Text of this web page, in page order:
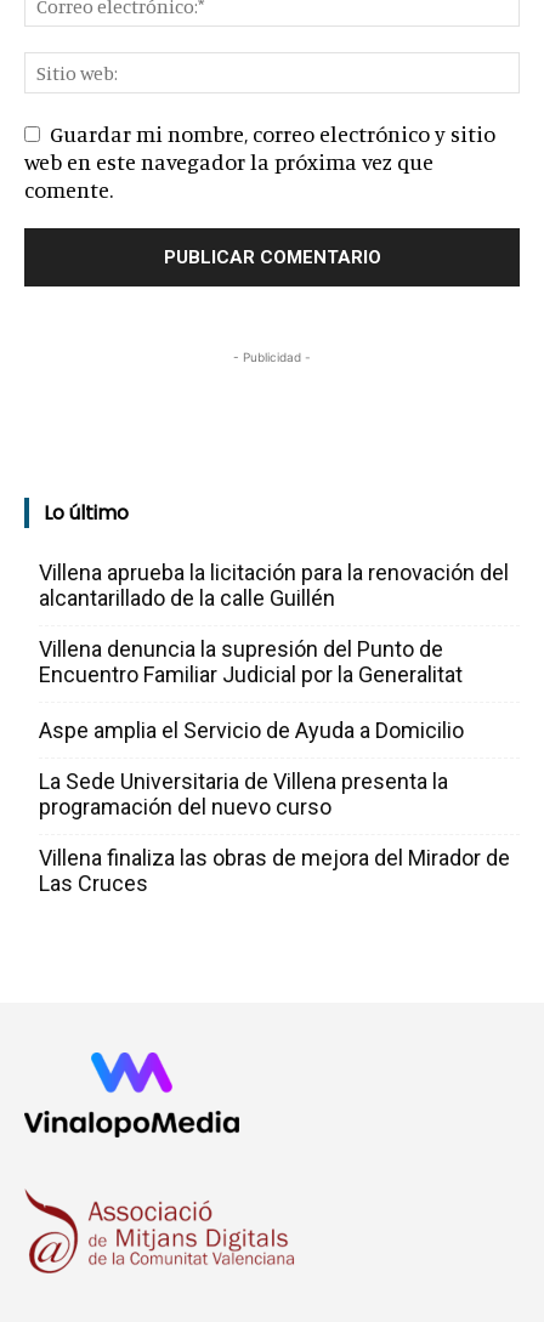
Guardar mi nombre, correo electrónico y sitio
web en este navegador la próxima vez que
comente.
- Publicidad -
Lo último
Villena aprueba la licitación para la renovación del
alcantarillado de la calle Guillén
Villena denuncia la supresión del Punto de
Encuentro Familiar Judicial por la Generalitat
Aspe amplia el Servicio de Ayuda a Domicilio
La Sede Universitaria de Villena presenta la
programación del nuevo curso
Villena finaliza las obras de mejora del Mirador de
Las Cruces